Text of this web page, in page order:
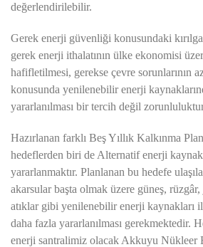
değerlendirilebilir.
Gerek enerji güvenliği konusundaki
gerek enerji ithalatının ülke ekonomisi
hafifletilmesi, gerekse çevre sorunlarının
konusunda yenilenebilir enerji
yararlanılması bir tercih değil
Hazırlanan farklı Beş Yıllık Kalkınma
hedeflerden biri de Alternatif enerji
yararlanmaktır. Planlanan bu hedefe
akarsular başta olmak üzere güneş,
atıklar gibi yenilenebilir enerji kaynakları
daha fazla yararlanılması gerekmektedir.
enerji santralimiz olacak Akkuyu Nükleer